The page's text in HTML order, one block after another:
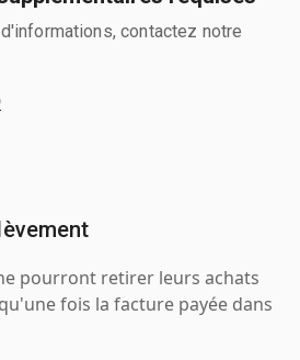
contactez notre
pourront retirer leurs achats
fois la facture payée dans